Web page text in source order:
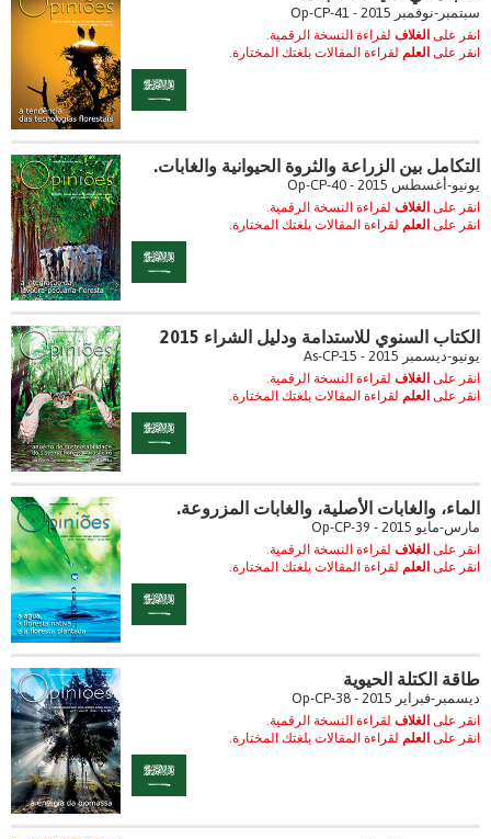
سبتمبر-نوفمبر 2015 - Op-CP-41
انقر على الغلاف لقراءة النسخة الرقمية.
انقر على العلم لقراءة المقالات بلغتك المختارة.
التكامل بين الزراعة والثروة الحيوانية والغابات.
يونيو-أغسطس 2015 - Op-CP-40
انقر على الغلاف لقراءة النسخة الرقمية.
انقر على العلم لقراءة المقالات بلغتك المختارة.
الكتاب السنوي للاستدامة ودليل الشراء 2015
يونيو-ديسمبر 2015 - As-CP-15
انقر على الغلاف لقراءة النسخة الرقمية.
انقر على العلم لقراءة المقالات بلغتك المختارة.
الماء، والغابات الأصلية، والغابات المزروعة.
مارس-مايو 2015 - Op-CP-39
انقر على الغلاف لقراءة النسخة الرقمية.
انقر على العلم لقراءة المقالات بلغتك المختارة.
طاقة الكتلة الحيوية
ديسمبر-فبراير 2015 - Op-CP-38
انقر على الغلاف لقراءة النسخة الرقمية.
انقر على العلم لقراءة المقالات بلغتك المختارة.